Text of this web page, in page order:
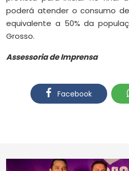
poderá atender o consumo
equivalente a 50% da
Grosso.
Assessoria de Imprensa
Facebook